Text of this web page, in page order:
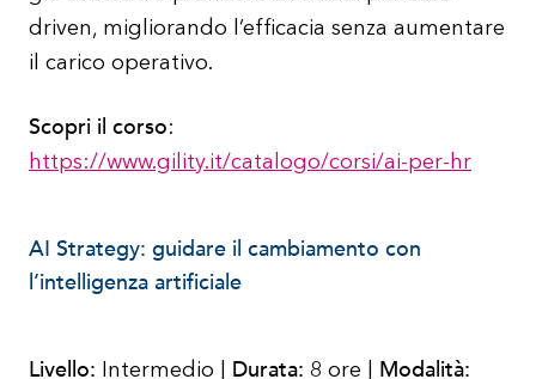
driven, migliorando l’efficacia senza aumentare
il carico operativo.
Scopri il corso:
https://www.gility.it/catalogo/corsi/ai-per-hr
AI Strategy: guidare il cambiamento con
l’intelligenza artificiale
Livello: Intermedio | Durata: 8 ore | Modalità: